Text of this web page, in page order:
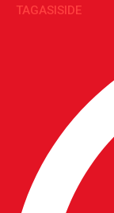
TAGASISIDE